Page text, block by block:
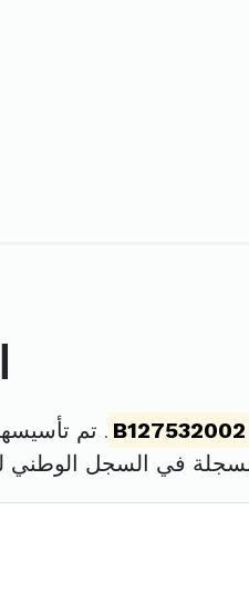
B127532002 . تم تأسيسها في 16 ماي 2002
في السجل